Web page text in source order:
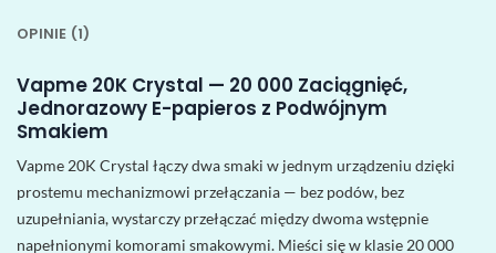
OPINIE (1)
Vapme 20K Crystal — 20 000 Zaciągnięć,
Jednorazowy E-papieros z Podwójnym
Smakiem
Vapme 20K Crystal łączy dwa smaki w jednym urządzeniu dzięki
prostemu mechanizmowi przełączania — bez podów, bez
uzupełniania, wystarczy przełączać między dwoma wstępnie
napełnionymi komorami smakowymi. Mieści się w klasie 20 000